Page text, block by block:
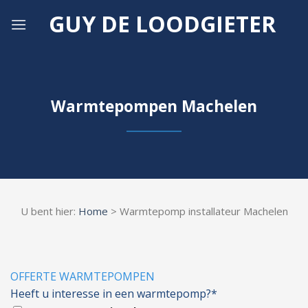
GUY DE LOODGIETER
Warmtepompen Machelen
U bent hier: Home > Warmtepomp installateur Machelen
OFFERTE WARMTEPOMPEN
Heeft u interesse in een warmtepomp?*